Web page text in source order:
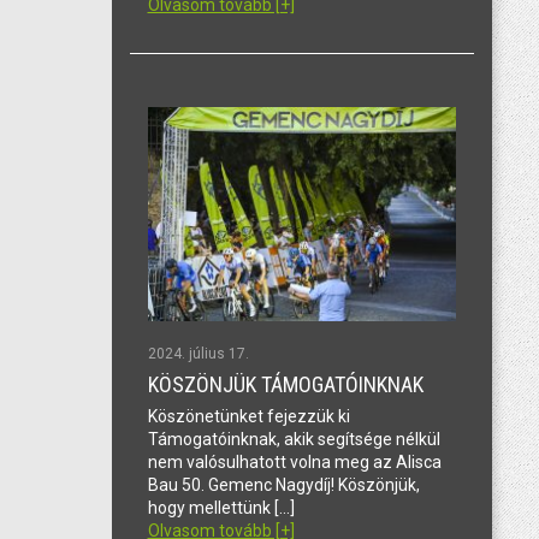
Olvasom tovább [+]
2024. július 17.
KÖSZÖNJÜK TÁMOGATÓINKNAK
Köszönetünket fejezzük ki
Támogatóinknak, akik segítsége nélkül
nem valósulhatott volna meg az Alisca
Bau 50. Gemenc Nagydíj! Köszönjük,
hogy mellettünk […]
Olvasom tovább [+]